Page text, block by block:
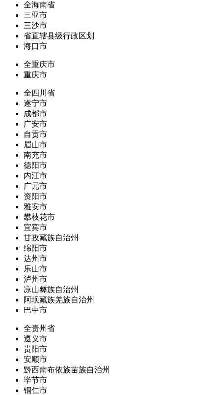
全海南省
三亚市
三沙市
省直辖县级行政区划
海口市
全重庆市
重庆市
全四川省
遂宁市
成都市
广安市
自贡市
眉山市
南充市
德阳市
内江市
广元市
资阳市
雅安市
攀枝花市
宜宾市
甘孜藏族自治州
绵阳市
达州市
乐山市
泸州市
凉山彝族自治州
阿坝藏族羌族自治州
巴中市
全贵州省
遵义市
贵阳市
安顺市
黔西南布依族苗族自治州
毕节市
铜仁市